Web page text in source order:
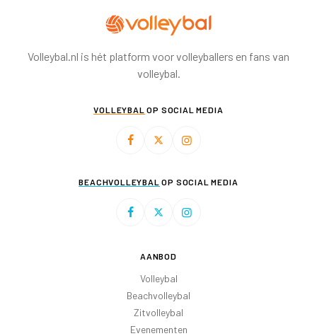
Volleybal.nl is hét platform voor volleyballers en fans van
volleybal.
VOLLEYBAL OP SOCIAL MEDIA
BEACHVOLLEYBAL OP SOCIAL MEDIA
AANBOD
Volleybal
Beachvolleybal
Zitvolleybal
Evenementen